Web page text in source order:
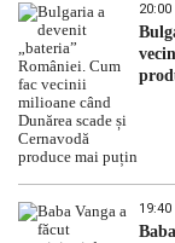
20:00
19:40